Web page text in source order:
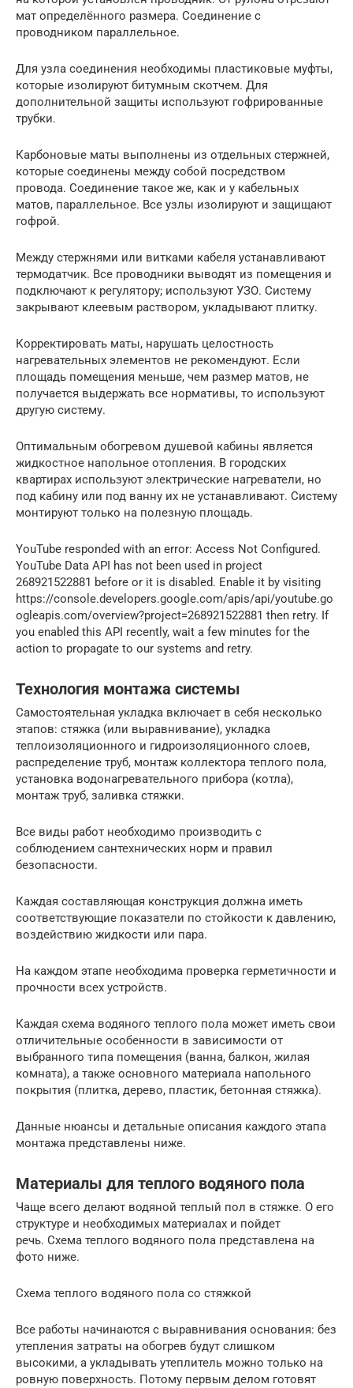
мат определённого размера. Соединение с
проводником параллельное.
Для узла соединения необходимы пластиковые муфты,
которые изолируют битумным скотчем. Для
дополнительной защиты используют гофрированные
трубки.
Карбоновые маты выполнены из отдельных стержней,
которые соединены между собой посредством
провода. Соединение такое же, как и у кабельных
матов, параллельное. Все узлы изолируют и защищают
гофрой.
Между стержнями или витками кабеля устанавливают
термодатчик. Все проводники выводят из помещения и
подключают к регулятору; используют УЗО. Систему
закрывают клеевым раствором, укладывают плитку.
Корректировать маты, нарушать целостность
нагревательных элементов не рекомендуют. Если
площадь помещения меньше, чем размер матов, не
получается выдержать все нормативы, то используют
другую систему.
Оптимальным обогревом душевой кабины является
жидкостное напольное отопления. В городских
квартирах используют электрические нагреватели, но
под кабину или под ванну их не устанавливают. Систему
монтируют только на полезную площадь.
YouTube responded with an error: Access Not Configured.
YouTube Data API has not been used in project
268921522881 before or it is disabled. Enable it by visiting
https://console.developers.google.com/apis/api/youtube.go
ogleapis.com/overview?project=268921522881 then retry. If
you enabled this API recently, wait a few minutes for the
action to propagate to our systems and retry.
Технология монтажа системы
Самостоятельная укладка включает в себя несколько
этапов: стяжка (или выравнивание), укладка
теплоизоляционного и гидроизоляционного слоев,
распределение труб, монтаж коллектора теплого пола,
установка водонагревательного прибора (котла),
монтаж труб, заливка стяжки.
Все виды работ необходимо производить с
соблюдением сантехнических норм и правил
безопасности.
Каждая составляющая конструкция должна иметь
соответствующие показатели по стойкости к давлению,
воздействию жидкости или пара.
На каждом этапе необходима проверка герметичности и
прочности всех устройств.
Каждая схема водяного теплого пола может иметь свои
отличительные особенности в зависимости от
выбранного типа помещения (ванна, балкон, жилая
комната), а также основного материала напольного
покрытия (плитка, дерево, пластик, бетонная стяжка).
Данные нюансы и детальные описания каждого этапа
монтажа представлены ниже.
Материалы для теплого водяного пола
Чаще всего делают водяной теплый пол в стяжке. О его
структуре и необходимых материалах и пойдет
речь. Схема теплого водяного пола представлена на
фото ниже.
Схема теплого водяного пола со стяжкой
Все работы начинаются с выравнивания основания: без
утепления затраты на обогрев будут слишком
высокими, а укладывать утеплитель можно только на
ровную поверхность. Потому первым делом готовят